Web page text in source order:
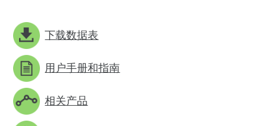
下载数据表
用户手册和指南
相关产品